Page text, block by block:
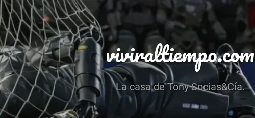
viviraltiempo.com
La casa de Tony Socias&Cía.